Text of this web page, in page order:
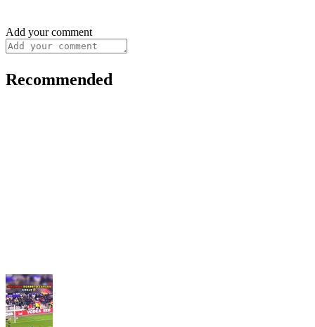
Add your comment
Recommended